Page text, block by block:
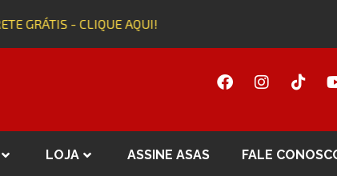
GRÁTIS - CLIQUE AQUI!
LOJA ASSINE ASAS FALE